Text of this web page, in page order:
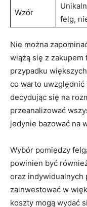
Wzór
felg,
Nie można
wiążą‍ się z zakupem
przypadku
⁣co warto⁢ uwzględnić
decydując się na
‌przeanalizować
jedynie bazować na
Wybór⁤ pomiędzy
‍powinien być
oraz indywidualnych
zainwestować⁤ w⁢
koszty mogą wydać